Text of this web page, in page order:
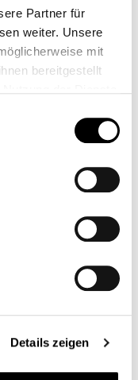
Partner für
weiter. Unsere
mit
bereitgestellt
Details zeigen
der folgenden